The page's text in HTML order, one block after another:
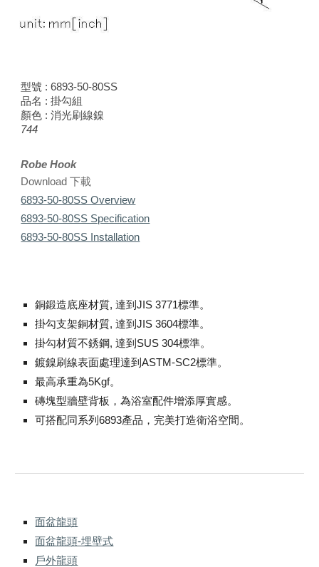
型號 : 6893-50-80SS
品名 : 掛勾組
顏色 : 消光刷線鎳
744
Robe Hook
Download 下載
6893-50-80SS Overview
6893-50-80SS Specification
6893-50-80SS Installation
銅鍛造底座材質, 達到JIS 3771標準。
掛勾支架銅材質, 達到JIS 3604標準。
掛勾材質不銹鋼, 達到SUS 304標準。
鍍鎳刷線表面處理達到ASTM-SC2標準。
最高承重為5Kgf。
磚塊型牆壁背板，為浴室配件增添厚實感。
可搭配同系列6893產品，完美打造衛浴空間。
面盆龍頭
面盆龍頭-埋壁式
戶外龍頭